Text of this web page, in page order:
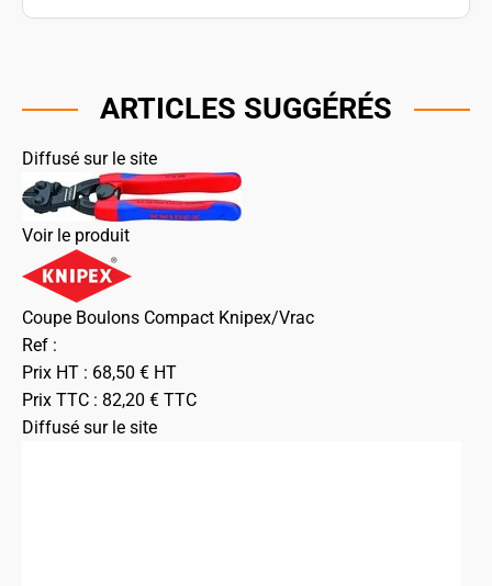
ARTICLES SUGGÉRÉS
Diffusé sur le site
Voir le produit
Coupe Boulons Compact Knipex/Vrac
Ref :
Prix HT : 68,50 € HT
Prix TTC : 82,20 € TTC
Diffusé sur le site